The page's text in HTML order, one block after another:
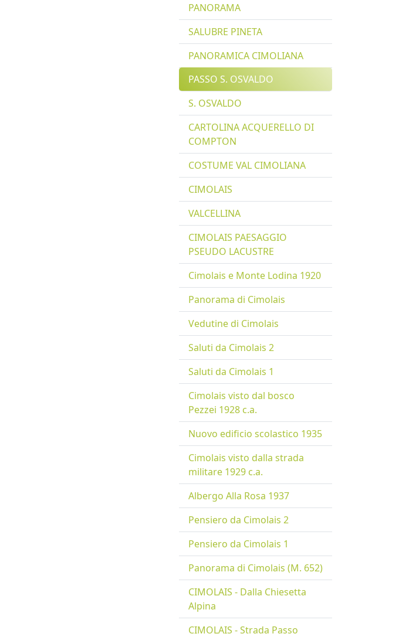
PANORAMA
SALUBRE PINETA
PANORAMICA CIMOLIANA
PASSO S. OSVALDO
S. OSVALDO
CARTOLINA ACQUERELLO DI
COMPTON
COSTUME VAL CIMOLIANA
CIMOLAIS
VALCELLINA
CIMOLAIS PAESAGGIO
PSEUDO LACUSTRE
Cimolais e Monte Lodina 1920
Panorama di Cimolais
Vedutine di Cimolais
Saluti da Cimolais 2
Saluti da Cimolais 1
Cimolais visto dal bosco
Pezzei 1928 c.a.
Nuovo edificio scolastico 1935
Cimolais visto dalla strada
militare 1929 c.a.
Albergo Alla Rosa 1937
Pensiero da Cimolais 2
Pensiero da Cimolais 1
Panorama di Cimolais (M. 652)
CIMOLAIS - Dalla Chiesetta
Alpina
CIMOLAIS - Strada Passo